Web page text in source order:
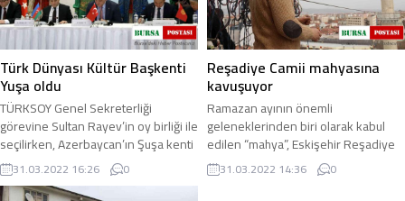
Türk Dünyası Kültür Başkenti
Yuşa oldu
TÜRKSOY Genel Sekreterliği
görevine Sultan Rayev’in oy birliği ile
seçilirken, Azerbaycan’ın Şuşa kenti
de ‘2023 Türk Dünyası Kültür
Başkenti ...
31.03.2022 16:26 0
Reşadiye Camii mahyasına
kavuşuyor
Ramazan ayının önemli
geleneklerinden biri olarak kabul
edilen “mahya”, Eskişehir Reşadiye
Camii’nde “Emrolunduğu gibi
dosdoğru ol” yazısıyla ...
31.03.2022 14:36 0